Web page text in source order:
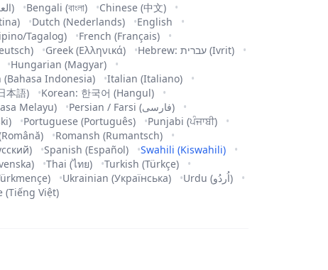
Arabic (العربية)
Bengali (বাংলা)
Chinese (中文)
Dutch (Nederlands)
English
Tagalog)
French (Français)
Greek (Ελληνικά)
Hebrew: עברית (Ivrit)
Hungarian (Magyar)
Indonesia)
Italian (Italiano)
本語)
Korean: 한국어 (Hangul)
Melayu)
Persian / Farsi (فارسی)
Portuguese (Português)
Punjabi (ਪੰਜਾਬੀ)
Romansh (Rumantsch)
Spanish (Español)
Swahili (Kiswahili)
Thai (ไทย)
Turkish (Türkçe)
Ukrainian (Українська)
Urdu (اُردُو)
(Tiếng Việt)